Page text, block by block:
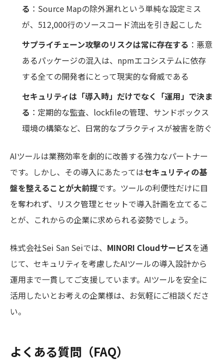
る ：Source Mapの除外漏れという単純な設定ミス
が、512,000行のソースコード流出を引き起こした
サプライチェーン攻撃のリスクは常に存在する ：悪意
あるパッケージの混入は、npmエコシステムに依存
する全ての開発者にとって現実的な脅威である
セキュリティは「導入時」だけでなく「運用」で決ま
る ：定期的な監査、lockfileの管理、サンドボックス
環境の構築など、日常的なプラクティスが被害を防ぐ
AIツールは業務効率を劇的に改善する強力なパートナー
です。しかし、その導入にあたってはセキュリティの基
盤を整えることが大前提です。ツールの利便性だけに目
を奪われず、リスク管理とセットで導入計画を立てるこ
とが、これからの企業に求められる姿勢でしょう。
株式会社Sei San Seiでは、 MINORI Cloudサービスを通
じて、セキュリティを考慮したAIツールの導入設計から
運用まで一貫してご支援しています。AIツールを安全に
活用したいとお考えの企業様は、お気軽にご相談くださ
い。
よくある質問（FAQ）